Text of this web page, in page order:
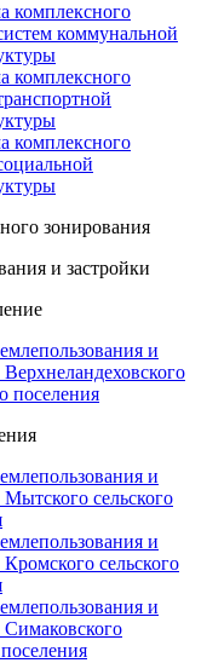
комплексного
коммунальной
комплексного
комплексного
зонирования
и застройки
и
Верхнеландеховского
поселения
и
Мытского сельского
и
Кромского сельского
и
Симаковского